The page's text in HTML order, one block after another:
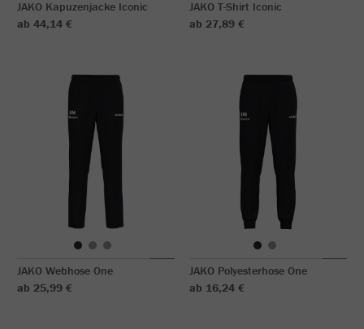
JAKO Kapuzenjacke Iconic
ab 44,14 €
JAKO T-Shirt Iconic
ab 27,89 €
JAKO Webhose One
ab 25,99 €
JAKO Polyesterhose One
ab 16,24 €